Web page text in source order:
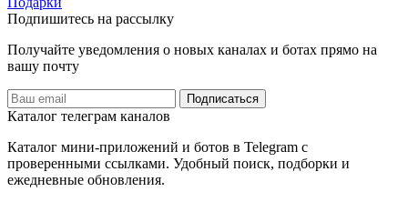
Подпишитесь на рассылку
Получайте уведомления о новых каналах и ботаx прямо на
вашу почту
Подписаться
Каталог телеграм каналов
Каталог мини-приложений и ботов в Telegram с
проверенными ссылками. Удобный поиск, подборки и
ежедневные обновления.